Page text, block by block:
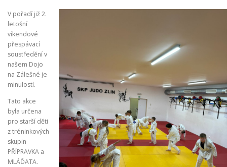
V pořadí již 2.
letošní
víkendové
přespávací
soustředění v
našem Dojo
na Zálešné je
minulostí.
Tato akce
byla určena
pro starší děti
z tréninkových
skupin
PŘÍPRAVKA a
MLÁĎATA.